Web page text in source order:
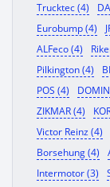
Trucktec (4)
Eurobump (4)
ALFeco (4)
Pilkington (4)
POS (4)
ZIKMAR (4)
Victor Reinz (4)
Borsehung (4)
Intermotor (3)